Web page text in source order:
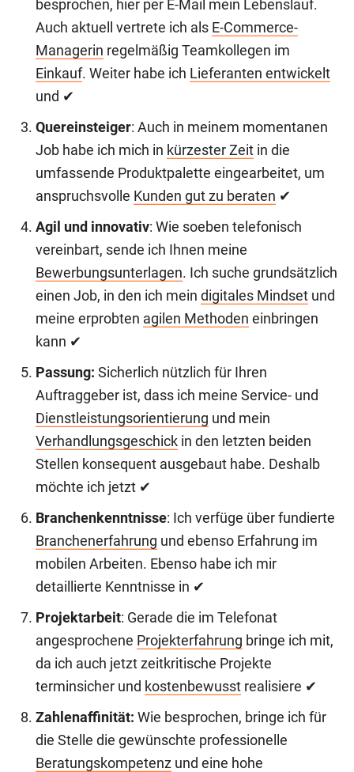
besprochen, hier per E-Mail mein Lebenslauf.
Auch aktuell vertrete ich als E-Commerce-
Managerin regelmäßig Teamkollegen im
Einkauf. Weiter habe ich Lieferanten entwickelt
und ✔
Quereinsteiger: Auch in meinem momentanen
Job habe ich mich in kürzester Zeit in die
umfassende Produktpalette eingearbeitet, um
anspruchsvolle Kunden gut zu beraten ✔
Agil und innovativ: Wie soeben telefonisch
vereinbart, sende ich Ihnen meine
Bewerbungsunterlagen. Ich suche grundsätzlich
einen Job, in den ich mein digitales Mindset und
meine erprobten agilen Methoden einbringen
kann ✔
Passung: Sicherlich nützlich für Ihren
Auftraggeber ist, dass ich meine Service- und
Dienstleistungsorientierung und mein
Verhandlungsgeschick in den letzten beiden
Stellen konsequent ausgebaut habe. Deshalb
möchte ich jetzt ✔
Branchenkenntnisse: Ich verfüge über fundierte
Branchenerfahrung und ebenso Erfahrung im
mobilen Arbeiten. Ebenso habe ich mir
detaillierte Kenntnisse in ✔
Projektarbeit: Gerade die im Telefonat
angesprochene Projekterfahrung bringe ich mit,
da ich auch jetzt zeitkritische Projekte
terminsicher und kostenbewusst realisiere ✔
Zahlenaffinität: Wie besprochen, bringe ich für
die Stelle die gewünschte professionelle
Beratungskompetenz und eine hohe